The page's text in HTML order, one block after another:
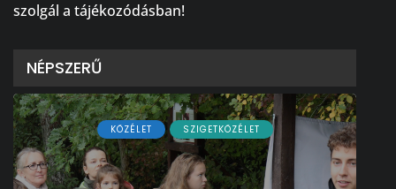
szolgál a tájékozódásban!
NÉPSZERŰ
KÖZÉLET SZIGETKÖZÉLET